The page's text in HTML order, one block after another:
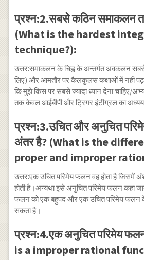
प्रश्न:2.सबसे कठिन समाकलन
(What is the hardest
technique?):
उत्तर:समाकलन के चिह्न के अन्तर्गत अवकलन
लिए) और आमतौर पर कैलकुलस कक्षाओं में नहीं
कि मुझे किस पर सबसे ज्यादा ध्यान देना चाहिए/
तक केवल आईबीपी और ट्रिगर इंटीग्रल का
प्रश्न:3.उचित और अनुचित
अंतर है? (What is the
proper and improper
उत्तर:एक उचित परिमेय फलन वह होता है जिसमें
होती है।अन्यथा इसे अनुचित परिमेय फलन कहा
फलन को एक बहुपद और एक उचित परिमेय फलन
सकता है।
प्रश्न:4.एक अनुचित परिमेय
is a improper rational